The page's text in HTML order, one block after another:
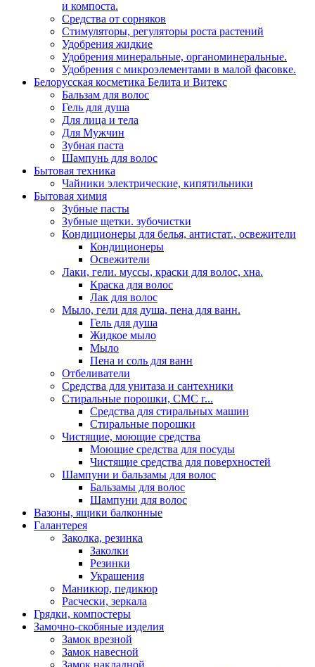
и компоста.
Средства от сорняков
Стимуляторы, регуляторы роста растений
Удобрения жидкие
Удобрения минеральные, органоминеральные.
Удобрения с микроэлементами в малой фасовке.
Белорусская косметика Белита и Витекс
Бальзам для волос
Гель для душа
Для лица и тела
Для Мужчин
Зубная паста
Шампунь для волос
Бытовая техника
Чайники электрические, кипятильники
Бытовая химия
Зубные пасты
Зубные щетки. зубочистки
Кондиционеры для белья, антистат., освежители
Кондиционеры
Освежители
Лаки, гели. муссы, краски для волос, хна.
Краска для волос
Лак для волос
Мыло, гели для душа, пена для ванн.
Гель для душа
Жидкое мыло
Мыло
Пена и соль для ванн
Отбеливатели
Средства для унитаза и сантехники
Стиральные порошки, СМС г...
Средства для стиральных машин
Стиральные порошки
Чистящие, моющие средства
Моющие средства для посуды
Чистящие средства для поверхностей
Шампуни и бальзамы для волос
Бальзамы для волос
Шампуни для волос
Вазоны, ящики балконные
Галантерея
Заколка, резинка
Заколки
Резинки
Украшения
Маникюр, педикюр
Расчески, зеркала
Грядки, компостеры
Замочно-скобяные изделия
Замок врезной
Замок навесной